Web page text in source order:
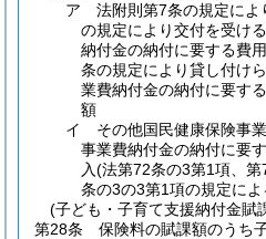
ア
法附則第7条の規定に
の規定により交付を受け
納付金の納付に要する費
条の規定により貸し付け
業費納付金の納付に要す
額
イ
その他国民健康保険事
事業費納付金の納付に要
入(法第72条の3第1項、
条の3の3第1項の規定に
(子ども・子育て支援納付金賦
第28条
保険料の賦課額のうち